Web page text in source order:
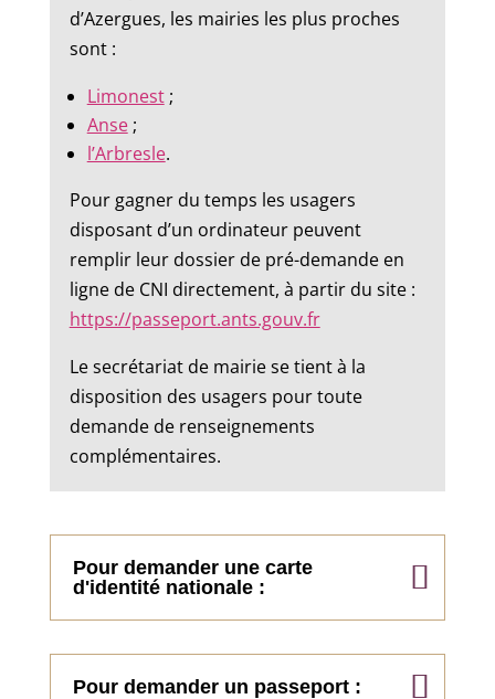
d’Azergues, les mairies les plus proches
sont :
Limonest;
Anse;
l’Arbresle.
Pour gagner du temps les usagers
disposant d’un ordinateur peuvent
remplir leur dossier de pré-demande en
ligne de CNI directement, à partir du site :
https://passeport.ants.gouv.fr
Le secrétariat de mairie se tient à la
disposition des usagers pour toute
demande de renseignements
complémentaires.
Pour demander une carte
d'identité nationale :
Pour demander un passeport :